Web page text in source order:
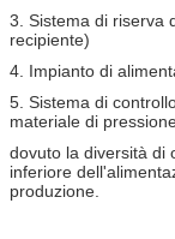
3. Sistema di riserva
recipiente)
4. Impianto di
5. Sistema di
materiale di
dovuto la diversità di
inferiore
produzione.